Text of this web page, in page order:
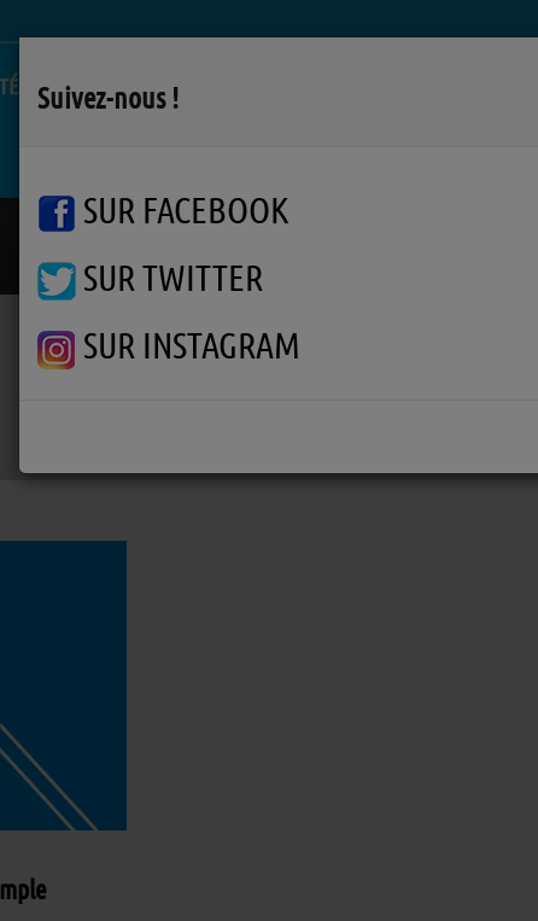
LA RADIO
Suivez-nous !
SUR FACEBOOK
SUR TWITTER
SUR INSTAGRAM